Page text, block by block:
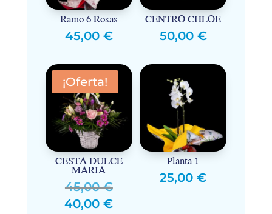
Ramo 6 Rosas
45,00 €
CENTRO CHLOE
50,00 €
¡Oferta!
CESTA DULCE
MARIA
45,00€El
precio
40,00€El
Planta 1
25,00€